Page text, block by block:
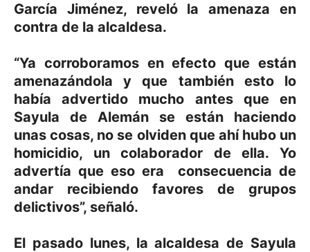
García Jiménez, reveló la amenaza en
contra de la alcaldesa.
“Ya corroboramos en efecto que están
amenazándola y que también esto lo
había advertido mucho antes que en
Sayula de Alemán se están haciendo
unas cosas, no se olviden que ahí hubo un
homicidio, un colaborador de ella. Yo
advertía que eso era consecuencia de
andar recibiendo favores de grupos
delictivos”, señaló.
El pasado lunes, la alcaldesa de Sayula